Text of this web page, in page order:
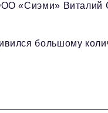
«Сиэми»
большому